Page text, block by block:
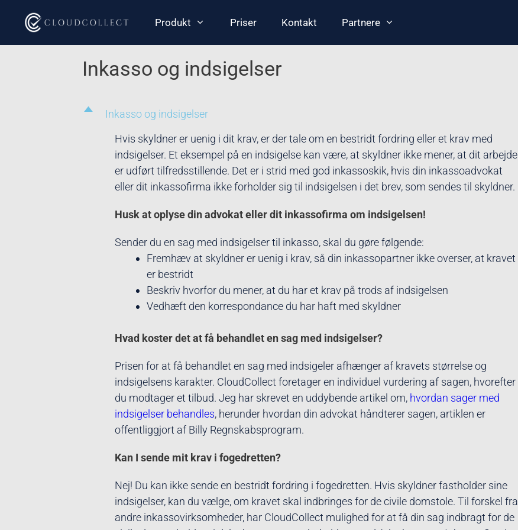
Produkt Priser Kontakt Partnere
Inkasso og indsigelser
D
Inkasso og indsigelser
Hvis skyldner er uenig i dit krav, er der tale om en bestridt fordring eller et krav med
indsigelser. Et eksempel på en indsigelse kan være, at skyldner ikke mener, at dit arbejde
er udført tilfredsstillende. Det er i strid med god inkassoskik, hvis din inkassoadvokat
eller dit inkassofirma ikke forholder sig til indsigelsen i det brev, som sendes til skyldner.
Husk at oplyse din advokat eller dit inkassofirma om indsigelsen!
Sender du en sag med indsigelser til inkasso, skal du gøre følgende:
Fremhæv at skyldner er uenig i krav, så din inkassopartner ikke overser, at kravet
er bestridt
Beskriv hvorfor du mener, at du har et krav på trods af indsigelsen
Vedhæft den korrespondance du har haft med skyldner
Hvad koster det at få behandlet en sag med indsigelser?
Prisen for at få behandlet en sag med indsigeler afhænger af kravets størrelse og
indsigelsens karakter. CloudCollect foretager en individuel vurdering af sagen, hvorefter
du modtager et tilbud. Jeg har skrevet en uddybende artikel om, hvordan sager med
indsigelser behandles, herunder hvordan din advokat håndterer sagen, artiklen er
offentliggjort af Billy Regnskabsprogram.
Kan I sende mit krav i fogedretten?
Nej! Du kan ikke sende en bestridt fordring i fogedretten. Hvis skyldner fastholder sine
indsigelser, kan du vælge, om kravet skal indbringes for de civile domstole. Til forskel fra
andre inkassovirksomheder, har CloudCollect mulighed for at få din sag indbragt for de